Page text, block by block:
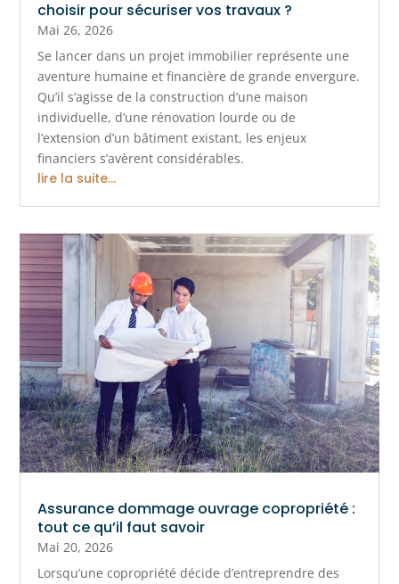
choisir pour sécuriser vos travaux ?
Mai 26, 2026
Se lancer dans un projet immobilier représente une
aventure humaine et financière de grande envergure.
Qu’il s’agisse de la construction d’une maison
individuelle, d’une rénovation lourde ou de
l’extension d’un bâtiment existant, les enjeux
financiers s’avèrent considérables.
lire la suite...
Assurance dommage ouvrage copropriété :
tout ce qu’il faut savoir
Mai 20, 2026
Lorsqu’une copropriété décide d’entreprendre des